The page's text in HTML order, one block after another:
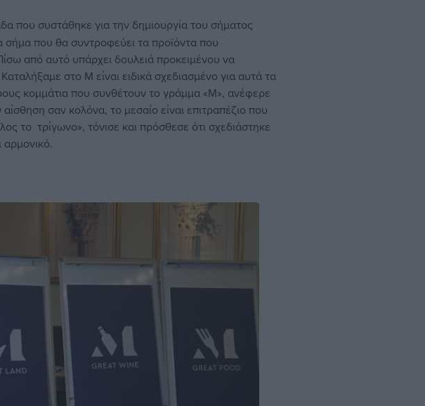
που συστάθηκε για την δημιουργία του σήματος
σήμα που θα συντροφεύει τα προϊόντα που
από αυτό υπάρχει δουλειά προκειμένου να
στο M είναι ειδικά σχεδιασμένο για αυτά τα
κομμάτια που συνθέτουν το γράμμα «Μ», ανέφερε
σαν κολόνα, το μεσαίο είναι επιτραπέζιο που
το τρίγωνο», τόνισε και πρόσθεσε ότι σχεδιάστηκε
αρμονικό.